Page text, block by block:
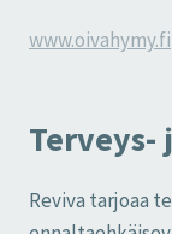
www.oivahymy.fi
Reviva tarjoaa